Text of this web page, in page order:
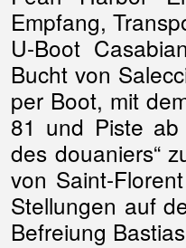
Empfang,
U-Boot
Bucht von
per Boot, mit
81 und Piste ab
des douaniers“
von Saint-
Stellungen auf
Befreiung